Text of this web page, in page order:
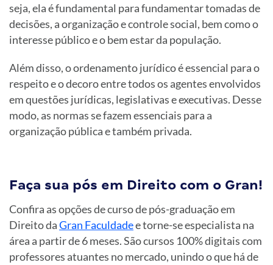
seja, ela é fundamental para fundamentar tomadas de
decisões, a organização e controle social, bem como o
interesse público e o bem estar da população.
Além disso, o ordenamento jurídico é essencial para o
respeito e o decoro entre todos os agentes envolvidos
em questões jurídicas, legislativas e executivas. Desse
modo, as normas se fazem essenciais para a
organização pública e também privada.
Faça sua pós em Direito com o Gran!
Confira as opções de curso de pós-graduação em
Direito daGran Faculdadee torne-se especialista na
área a partir de 6 meses. São cursos 100% digitais com
professores atuantes no mercado, unindo o que há de